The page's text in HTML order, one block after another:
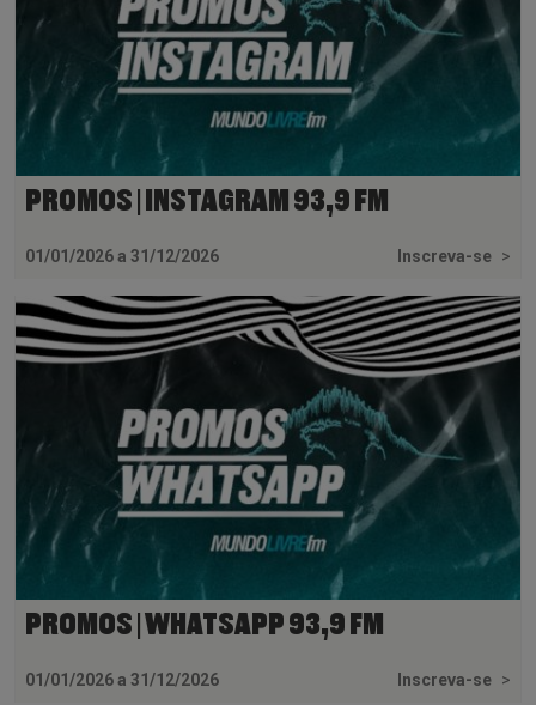
PROMOS | INSTAGRAM 93,9 FM
01/01/2026 a 31/12/2026 Inscreva-se >
PROMOS | WHATSAPP 93,9 FM
01/01/2026 a 31/12/2026 Inscreva-se >